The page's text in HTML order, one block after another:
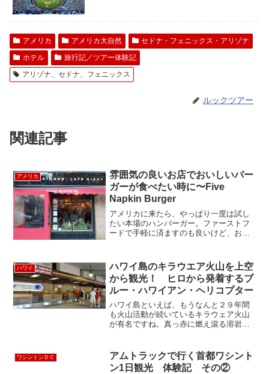
アメリカ アメリカ大自然
セドナ・フェニックス・アリゾナ
ホテル
旅行記／ツアー体験記
アリゾナ、セドナ、フェニックス
ルックツアー
関連記事
アメリカ
雰囲気の良いお店でおいしいバー
ガーが食べたい時に〜Five
Napkin Burger
アメリカに来たら、やっぱり一度は試し
たい本場のハンバーガー。ファーストフ
ードで手軽に済ますのも良いけど、おし
イブナプキンバーガー。数々のメディア
に取り上げられ、美味しい...
ハワイ
ハワイ島のキラウエア火山を上空
から観光！ ヒロから発着するブ
ルー・ハワイアン・ヘリコプター
ハワイ島といえば、もうなんと２９年間
も火山活動が続いているキラウェア火山
が有名ですね。真っ赤に燃え滾る溶岩が
みたいですよね？？ヒロ空港から運行し
ているブルー・ハワイアン...
ワシントンＤＣ
アムトラックで行く首都ワシント
ン1日観光 体験記 その②